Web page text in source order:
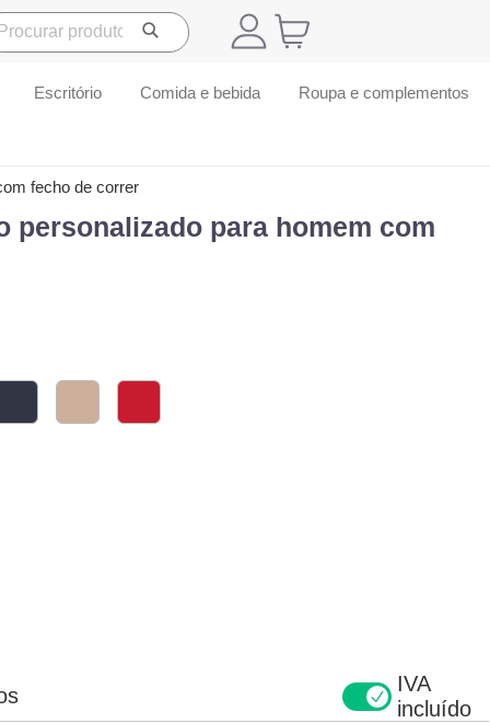
Escritório Comida e bebida Roupa e complementos
fecho de correr
personalizado para homem com
IVA
incluído